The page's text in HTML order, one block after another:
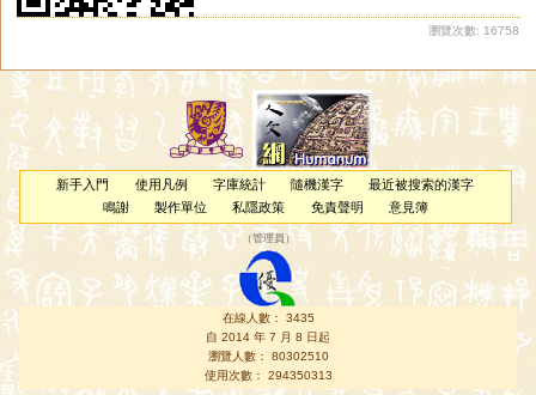
瀏覽次數: 16758
新手入門 使用凡例 字庫統計 隨機漢字
最近被搜索的漢字
鳴謝
製作單位 私隱政策 免責聲明 意見簿
（管理員 ）
在線人數： 3435
自 2014 年 7 月 8 日起
瀏覽人數： 80302510
使用次數： 294350313